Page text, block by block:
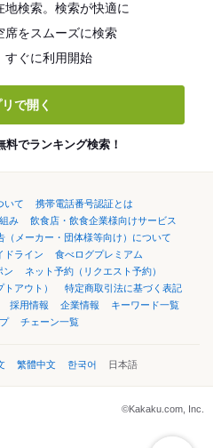
地検索。検索が快適に
席をスムーズに検索
すぐに利用開始
で開く
料でランキング検索！
いて
携帯電話番号認証とは
み
飲食店・飲食企業様向けサービス
（メーカー・団体様等向け）について
ドライン
食べログプレミアム
ン
ネット予約（リクエスト予約）
アウト）
特定商取引法に基づく表記
採用情報 企業情報
キーワード一覧
チェーン一覧
繁體中文 한국어 日本語
©Kakaku.com, Inc.